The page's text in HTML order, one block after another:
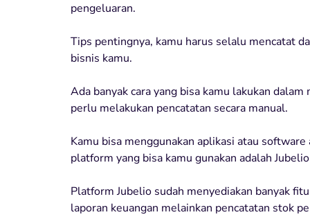
pengeluaran.
Tips pentingnya, kamu harus selalu mencatat
bisnis kamu.
Ada banyak cara yang bisa kamu lakukan
perlu melakukan pencatatan secara manual.
Kamu bisa menggunakan aplikasi atau
platform yang bisa kamu gunakan adalah
Platform Jubelio sudah menyediakan banyak
laporan keuangan melainkan pencatatan stok